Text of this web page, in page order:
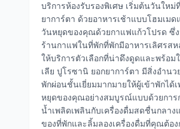
บริการห้องรับรองพิเศษ เริ่มต้นวันใหม่
ยาการ์ตา ด้วยอาหารเช้าแบบโฮมเมด
วันหยุดของคุณด้วยกาแฟแก้วโปรด ซึ่
ร้านกาแฟในที่พักที่พักมีอาหารเลิศรสห
ให้บริการตัวเลือกที่น่าดึงดูดและพร้อม
เลีย ปูโรซานิ ยอกยาการ์ตา มีสิ่งอำนว
พักผ่อนชั้นเยี่ยมมากมายให้ผู้เข้าพักได้
หยุดของคุณอย่างสมบูรณ์แบบด้วยการ
น้ำเพลิดเพลินกับเครื่องดื่มสดชื่นกลาง
ของที่พักและลิ้มลองเครื่องดื่มที่คุณต้อ